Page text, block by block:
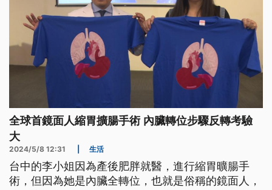
全球首鏡面人縮胃擴腸手術 內臟轉位步驟反轉考驗
大
2024/5/8 12:31 生活
台中的李小姐因為產後肥胖就醫，進行縮胃曠腸手
術，但因為她是內臟全轉位，也就是俗稱的鏡面人，